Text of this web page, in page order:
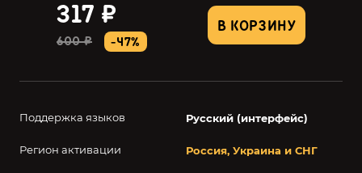
В КОРЗИНУ
317 ₽
600 ₽ -47%
Поддержка языков Русский (интерфейс)
Регион активации Россия, Украина и СНГ